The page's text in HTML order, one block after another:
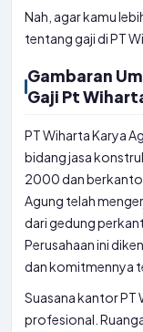
Nah, agar kamu
tentang gaji di PT
Gambaran
Gaji Pt
PT Wiharta Karya
bidang jasa
2000 dan
Agung telah
dari gedung
Perusahaan ini
dan komitmennya
Suasana kantor PT
profesional.